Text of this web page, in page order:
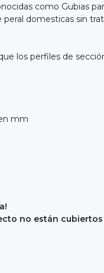
como Gubias
domesticas sin
los perfiles de
mm
no están